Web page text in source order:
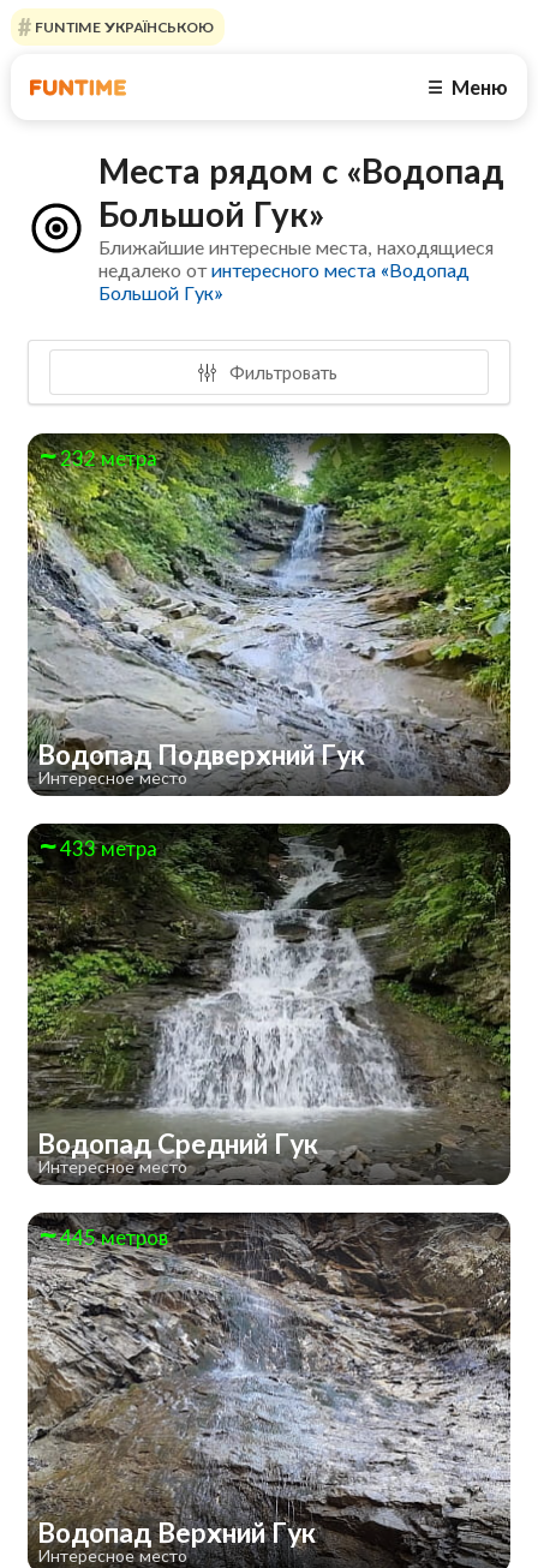
FUNTIME УКРАЇНСЬКОЮ
☰ Меню
Места рядом с «Водопад
Большой Гук»
Ближайшие интересные места, находящиеся
недалеко отинтересного места «Водопад
Большой Гук»
Фильтровать
232 метра
Водопад Подверхний Гук
Интересное место
433 метра
Водопад Средний Гук
Интересное место
445 метров
Водопад Верхний Гук
Интересное место